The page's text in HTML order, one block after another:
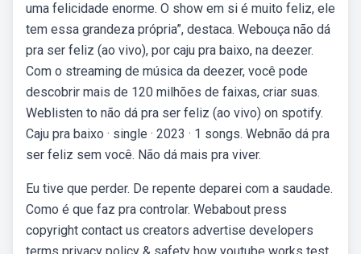
uma felicidade enorme. O show em si é muito feliz, ele
tem essa grandeza própria”, destaca. Webouça não dá
pra ser feliz (ao vivo), por caju pra baixo, na deezer.
Com o streaming de música da deezer, você pode
descobrir mais de 120 milhões de faixas, criar suas.
Weblisten to não dá pra ser feliz (ao vivo) on spotify.
Caju pra baixo · single · 2023 · 1 songs. Webnão dá pra
ser feliz sem você. Não dá mais pra viver.
Eu tive que perder. De repente deparei com a saudade.
Como é que faz pra controlar. Webabout press
copyright contact us creators advertise developers